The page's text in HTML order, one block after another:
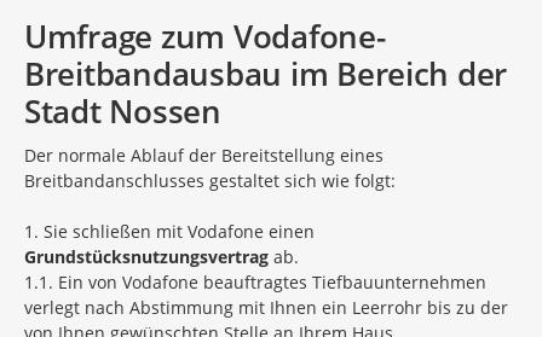
Vorgehen gezielt besprechen und konkrete Probleme lösen.
Obwohl es sich bei Ihren Verträgen mit Vodafone um
Einzelverträge handelt, die Sie mit Vodafone abgeschlossen
Dialog mit Vodafone zeitnah zufriedenstellende Lösungen
finden.
Wer wurde noch nicht angeschlossen? Wo sind noch
Bautätigkeiten notwendig? Wo gibt es Probleme mit dem
Anschlusstermin?
Hierbei sind wir auf Ihre Mithilfe angewiesen!
Umfrage zum Vodafone-
Breitbandausbau im Bereich der
Stadt Nossen
Der normale Ablauf der Bereitstellung eines
Breitbandanschlusses gestaltet sich wie folgt:
1. Sie schließen mit Vodafone einen
Grundstücksnutzungsvertrag ab.
1.1. Ein von Vodafone beauftragtes Tiefbauunternehmen
verlegt nach Abstimmung mit Ihnen ein Leerrohr bis zu der